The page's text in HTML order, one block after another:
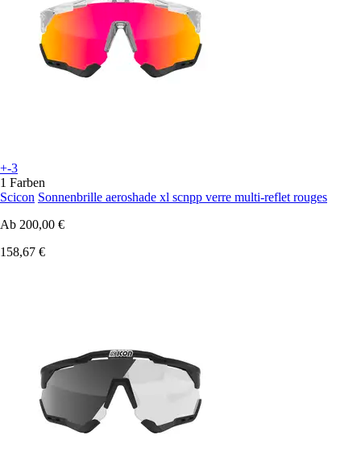
+-3
1 Farben
Scicon Sonnenbrille aeroshade xl scnpp verre multi-reflet rouges
Ab 200,00 €
158,67 €